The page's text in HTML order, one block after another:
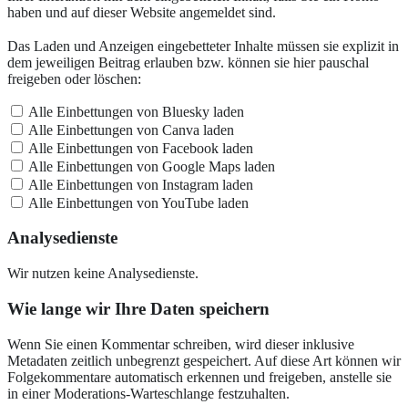
haben und auf dieser Website angemeldet sind.
Das Laden und Anzeigen eingebetteter Inhalte müssen sie explizit in
dem jeweiligen Beitrag erlauben bzw. können sie hier pauschal
freigeben oder löschen:
Alle Einbettungen von Bluesky laden
Alle Einbettungen von Canva laden
Alle Einbettungen von Facebook laden
Alle Einbettungen von Google Maps laden
Alle Einbettungen von Instagram laden
Alle Einbettungen von YouTube laden
Analysedienste
Wir nutzen keine Analysedienste.
Wie lange wir Ihre Daten speichern
Wenn Sie einen Kommentar schreiben, wird dieser inklusive
Metadaten zeitlich unbegrenzt gespeichert. Auf diese Art können wir
Folgekommentare automatisch erkennen und freigeben, anstelle sie
in einer Moderations-Warteschlange festzuhalten.